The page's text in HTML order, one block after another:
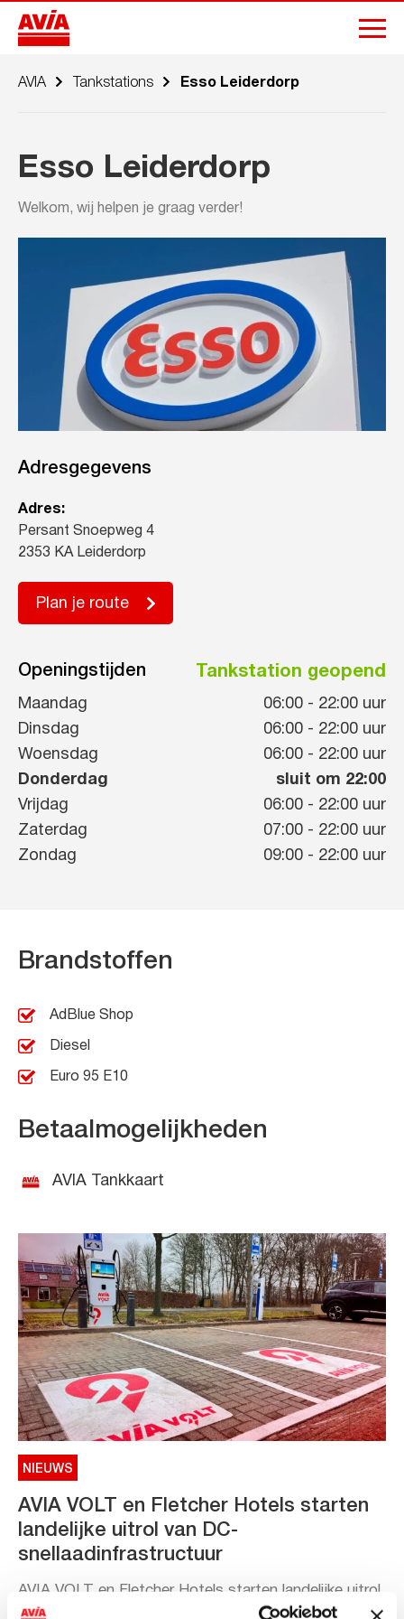
AVIA Tankstations Esso Leiderdorp
Esso Leiderdorp
Welkom, wij helpen je graag verder!
Adresgegevens
Adres:
Persant Snoepweg 4
2353 KA Leiderdorp
Plan je route
Openingstijden Tankstation geopend
Maandag 06:00 - 22:00 uur
Dinsdag
06:00 - 22:00 uur
Woensdag
06:00 - 22:00 uur
Donderdag
sluit om 22:00
Vrijdag
06:00 - 22:00 uur
Zaterdag
07:00 - 22:00 uur
Zondag
09:00 - 22:00 uur
Brandstoffen
AdBlue Shop
Diesel
Euro 95 E10
Betaalmogelijkheden
AVIA Tankkaart
NIEUWS
AVIA VOLT en Fletcher Hotels starten
landelijke uitrol van DC-
snellaadinfrastructuur
AVIA VOLT en Fletcher Hotels starten landelijke uitrol
van DC-snellaadinfrastructuur AVIA VOLT en...